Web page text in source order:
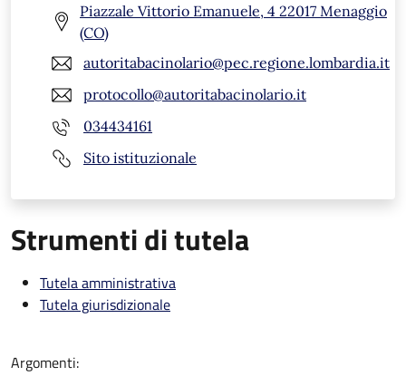
Piazzale Vittorio Emanuele, 4 22017 Menaggio
(CO)
autoritabacinolario@pec.regione.lombardia.it
protocollo@autoritabacinolario.it
034434161
Sito istituzionale
Strumenti di tutela
Tutela amministrativa
Tutela giurisdizionale
Argomenti: